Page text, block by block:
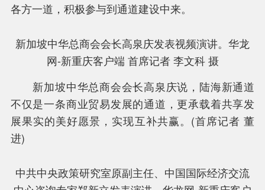
各方一道，积极参与到通道建设中来。
新加坡中华总商会会长高泉庆发表视频演讲。华龙
网-新重庆客户端 首席记者 李文科 摄
新加坡中华总商会会长高泉庆说，陆海新通道
不仅是一条商业贸易发展的通道，更承载着共享发
展果实的美好愿景，实现互补共赢。(首席记者 董
进)
中共中央政策研究室原副主任、中国国际经济交流